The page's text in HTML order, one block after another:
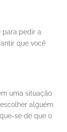
para pedir a
que você
uma situação
alguém
se de que o